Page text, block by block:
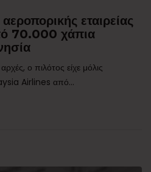
εταιρείας
70.000 χάπια
ο πιλότος είχε μόλις
Airlines από...